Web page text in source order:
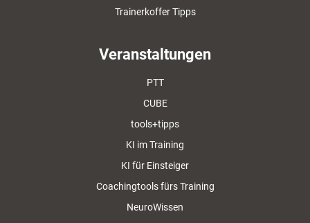
Trainerkoffer Tipps
Veranstaltungen
PTT
CUBE
tools+tipps
KI im Training
KI für Einsteiger
Coachingtools fürs Training
NeuroWissen